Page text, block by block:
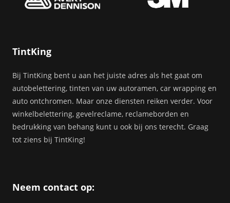
TintKing
Bij TintKing bent u aan het juiste adres als het gaat om
autobelettering, tinten van uw autoramen, car wrapping en
auto ontchromen. Maar onze diensten reiken verder. Voor
winkelbelettering, gevelreclame, reclameborden en
bedrukking van behang kunt u ook bij ons terecht. Graag
tot ziens bij TintKing!
Neem contact op: